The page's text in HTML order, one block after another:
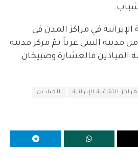
الإيرانية في مراكز المدن في
مدينة التبني غرباً ثمّ مركز مدينة
الميادين فالعشارة وصبيخان
الثقافية الإيرانية الميادين